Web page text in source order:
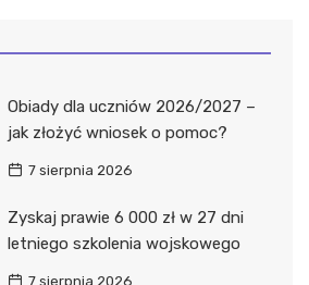
Obiady dla uczniów 2026/2027 –
jak złożyć wniosek o pomoc?
7 sierpnia 2026
Zyskaj prawie 6 000 zł w 27 dni
letniego szkolenia wojskowego
7 sierpnia 2026